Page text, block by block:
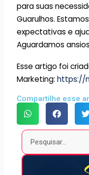
para suas
Guarulhos.
expectativas e
Aguardamos
Esse artigo foi
Marketing: https://
Compartilhe esse
Pesquisar